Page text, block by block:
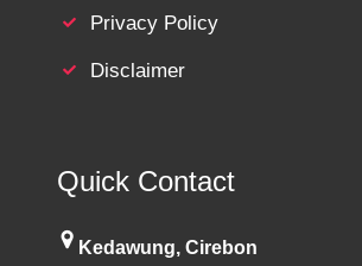
Privacy Policy
Disclaimer
Quick Contact
Kedawung, Cirebon